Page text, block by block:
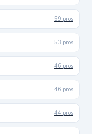
59 pros
53 pros
46 pros
46 pros
44 pros